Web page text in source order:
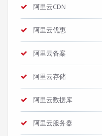
阿里云CDN
阿里云优惠
阿里云备案
阿里云存储
阿里云数据库
阿里云服务器